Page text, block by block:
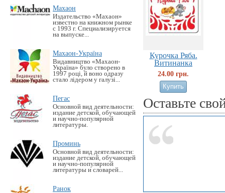
Махаон
Издательство «Махаон»
известно на книжном рынке
с 1993 г. Специализируется
на выпуске...
Махаон-Україна
Видавництво «Махаон-
Україна» було створено в
1997 році, й воно одразу
стало лідером у галузі...
Пегас
Основной вид деятельности:
издание детской, обучающей
и научно-популярной
литературы.
Проминь
Основной вид деятельности:
издание детской, обучающей
и научно-популярной
литературы и словарей...
Ранок
Курочка Ряба.
Витинанка
24.00 грн.
Оставьте